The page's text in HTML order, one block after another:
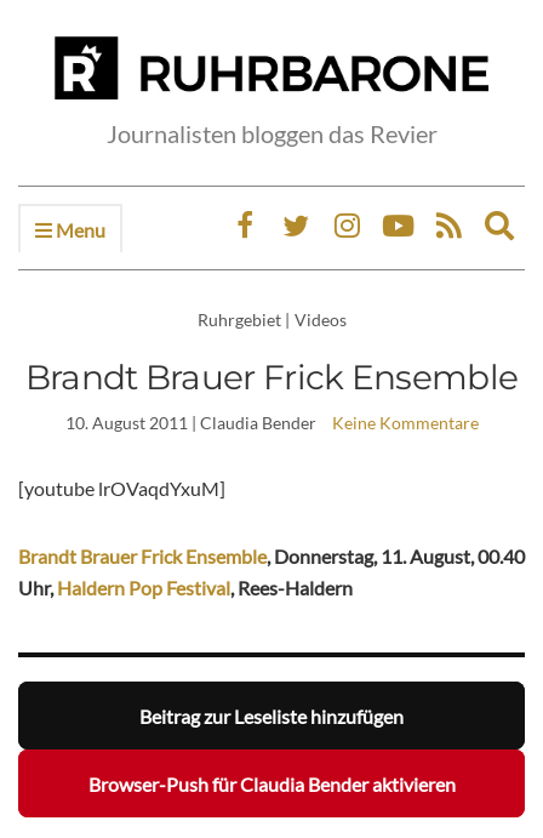
Journalisten bloggen das Revier
Menu
Ruhrgebiet | Videos
Brandt Brauer Frick Ensemble
10. August 2011 | Claudia Bender Keine Kommentare
[youtube lrOVaqdYxuM]
Brandt Brauer Frick Ensemble, Donnerstag, 11. August, 00.40
Uhr,Haldern Pop Festival, Rees-Haldern
Beitrag zur Leseliste hinzufügen
Browser-Push für Claudia Bender aktivieren